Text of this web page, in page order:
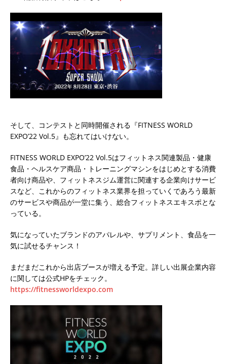
そして、コンテストと同時開催される『FITNESS WORLD
EXPO’22 Vol.5』も忘れてはいけない。
FITNESS WORLD EXPO’22 Vol.5はフィットネス関連製品・健康
食品・ヘルスケア商品・トレーニングマシンをはじめとする消費
者向け商品や、フィットネスジム運営に関連する企業向けサービ
スなど、これからのフィットネス業界を担っていくであろう最新
のサービスや商品が一堂に集う、総合フィットネスエキスポとな
っている。
気になっていたブランドのアパレルや、サプリメント、食品を一
気に試せるチャンス！
まだまだこれから出店ブースが増える予定。詳しい出展企業内容
に関しては公式HPをチェック。
https://fitnessworldexpo.com